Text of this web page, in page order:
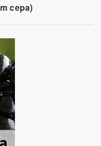
cepa)